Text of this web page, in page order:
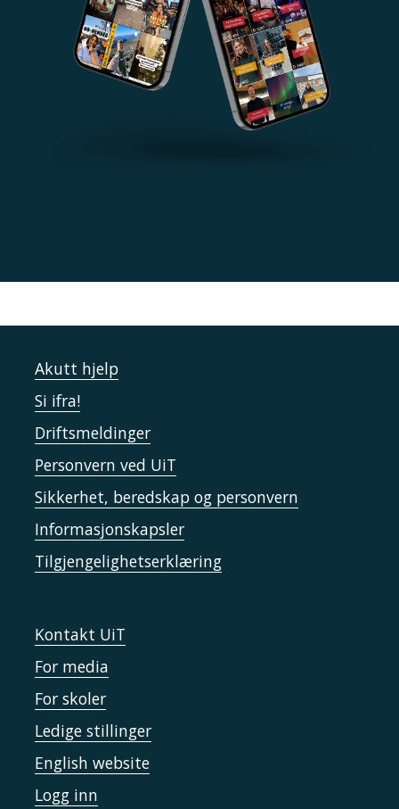
Akutt hjelp
Si ifra!
Driftsmeldinger
Personvern ved UiT
Sikkerhet, beredskap og personvern
Informasjonskapsler
Tilgjengelighetserklæring
Kontakt UiT
For media
For skoler
Ledige stillinger
English website
Logg inn